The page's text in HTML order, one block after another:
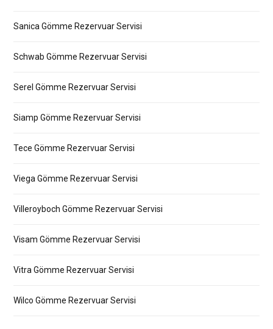
Sanica Gömme Rezervuar Servisi
Schwab Gömme Rezervuar Servisi
Serel Gömme Rezervuar Servisi
Siamp Gömme Rezervuar Servisi
Tece Gömme Rezervuar Servisi
Viega Gömme Rezervuar Servisi
Villeroyboch Gömme Rezervuar Servisi
Visam Gömme Rezervuar Servisi
Vitra Gömme Rezervuar Servisi
Wilco Gömme Rezervuar Servisi